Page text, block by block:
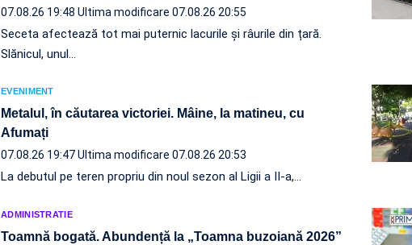
07.08.26 19:48 Ultima modificare 07.08.26 20:55
Seceta afectează tot mai puternic lacurile și râurile din țară.
Slănicul, unul…
EVENIMENT
Metalul, în căutarea victoriei. Mâine, la matineu, cu
Afumați
07.08.26 19:47Ultima modificare 07.08.26 20:53
La debutul pe teren propriu din noul sezon al Ligii a II-a,…
ADMINISTRATIE
Toamnă bogată. Abundență la „Toamna buzoiană 2026”